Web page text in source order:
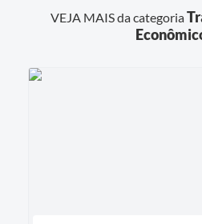
VEJA MAIS da categoria